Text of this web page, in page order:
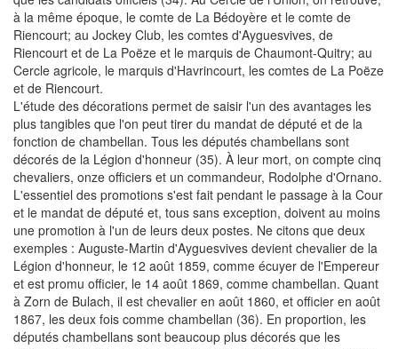
à la même époque, le comte de La Bédoyère et le comte de
Riencourt; au Jockey Club, les comtes d'Ayguesvives, de
Riencourt et de La Poëze et le marquis de Chaumont-Quitry; au
Cercle agricole, le marquis d'Havrincourt, les comtes de La Poëze
et de Riencourt.
L'étude des décorations permet de saisir l'un des avantages les
plus tangibles que l'on peut tirer du mandat de député et de la
fonction de chambellan. Tous les députés chambellans sont
décorés de la Légion d'honneur (35). À leur mort, on compte cinq
chevaliers, onze officiers et un commandeur, Rodolphe d'Ornano.
L'essentiel des promotions s'est fait pendant le passage à la Cour
et le mandat de député et, tous sans exception, doivent au moins
une promotion à l'un de leurs deux postes. Ne citons que deux
exemples : Auguste-Martin d'Ayguesvives devient chevalier de la
Légion d'honneur, le 12 août 1859, comme écuyer de l'Empereur
et est promu officier, le 14 août 1869, comme chambellan. Quant
à Zorn de Bulach, il est chevalier en août 1860, et officier en août
1867, les deux fois comme chambellan (36). En proportion, les
députés chambellans sont beaucoup plus décorés que les